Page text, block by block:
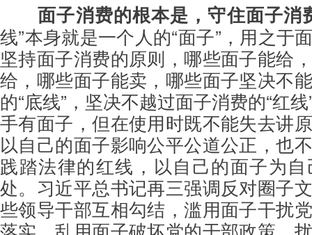
面子消费的根本是，守住面子消
线”本身就是一个人的“面子”，用之于
坚持面子消费的原则，哪些面子能给
给，哪些面子能卖，哪些面子坚决不
的“底线”，坚决不越过面子消费的“红
手有面子，但在使用时既不能失去讲
以自己的面子影响公平公道公正，也
践踏法律的红线，以自己的面子为
处。习近平总书记再三强调反对圈子
些领导干部互相勾结，滥用面子干扰
落实，乱用面子破坏党的干部政策、
烈和领袖名
反颠覆生死
【视频】赵小鲁：狼牙山五壮士名誉
案“完胜”的标志是制定《国家英烈名
誉保护法》
【视
定要